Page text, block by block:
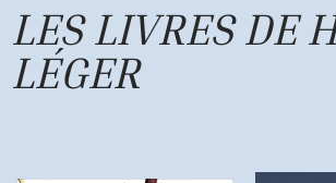
LES LIVRES DE
LÉGER